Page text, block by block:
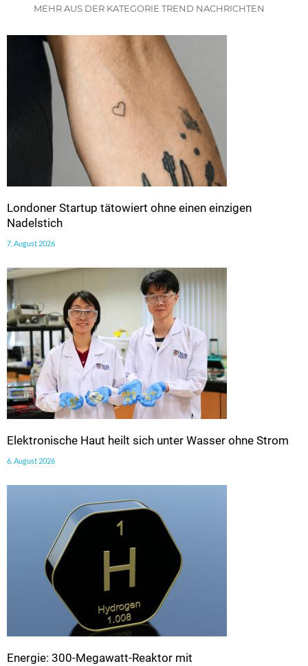
MEHR AUS DER KATEGORIE TREND NACHRICHTEN
Londoner Startup tätowiert ohne einen einzigen
Nadelstich
7. August 2026
Elektronische Haut heilt sich unter Wasser ohne Strom
6. August 2026
Energie: 300-Megawatt-Reaktor mit